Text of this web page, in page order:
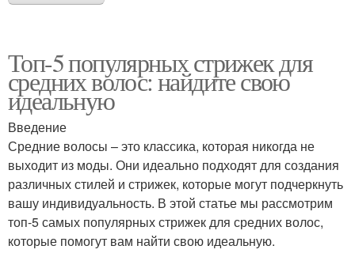
Топ-5 популярных стрижек для
средних волос: найдите свою
идеальную
Введение
Средние волосы – это классика, которая никогда не
выходит из моды. Они идеально подходят для создания
различных стилей и стрижек, которые могут подчеркнуть
вашу индивидуальность. В этой статье мы рассмотрим
топ-5 самых популярных стрижек для средних волос,
которые помогут вам найти свою идеальную.